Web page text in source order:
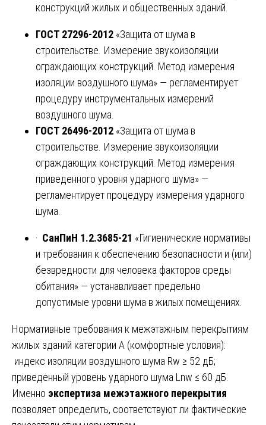
конструкций жилых и общественных зданий.
ГОСТ 27296-2012 «Защита от шума в
строительстве. Измерение звукоизоляции
ограждающих конструкций. Метод измерения
изоляции воздушного шума» — регламентирует
процедуру инструментальных измерений
воздушного шума.
ГОСТ 26496-2012 «Защита от шума в
строительстве. Измерение звукоизоляции
ограждающих конструкций. Метод измерения
приведенного уровня ударного шума» —
регламентирует процедуру измерения ударного
шума.
· СанПиН 1.2.3685-21 «Гигиенические нормативы
и требования к обеспечению безопасности и (или)
безвредности для человека факторов среды
обитания» — устанавливает предельно
допустимые уровни шума в жилых помещениях.
Нормативные требования к межэтажным перекрытиям
жилых зданий категории А (комфортные условия):
индекс изоляции воздушного шума Rw ≥ 52 дБ;
приведенный уровень ударного шума Lnw ≤ 60 дБ.
Именно экспертиза межэтажного перекрытия
позволяет определить, соответствуют ли фактические